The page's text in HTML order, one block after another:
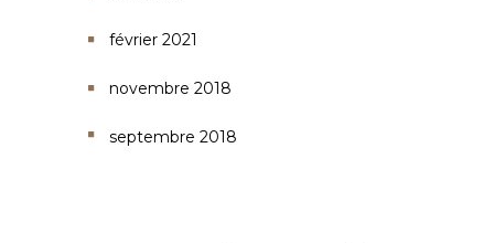
février 2021
novembre 2018
septembre 2018